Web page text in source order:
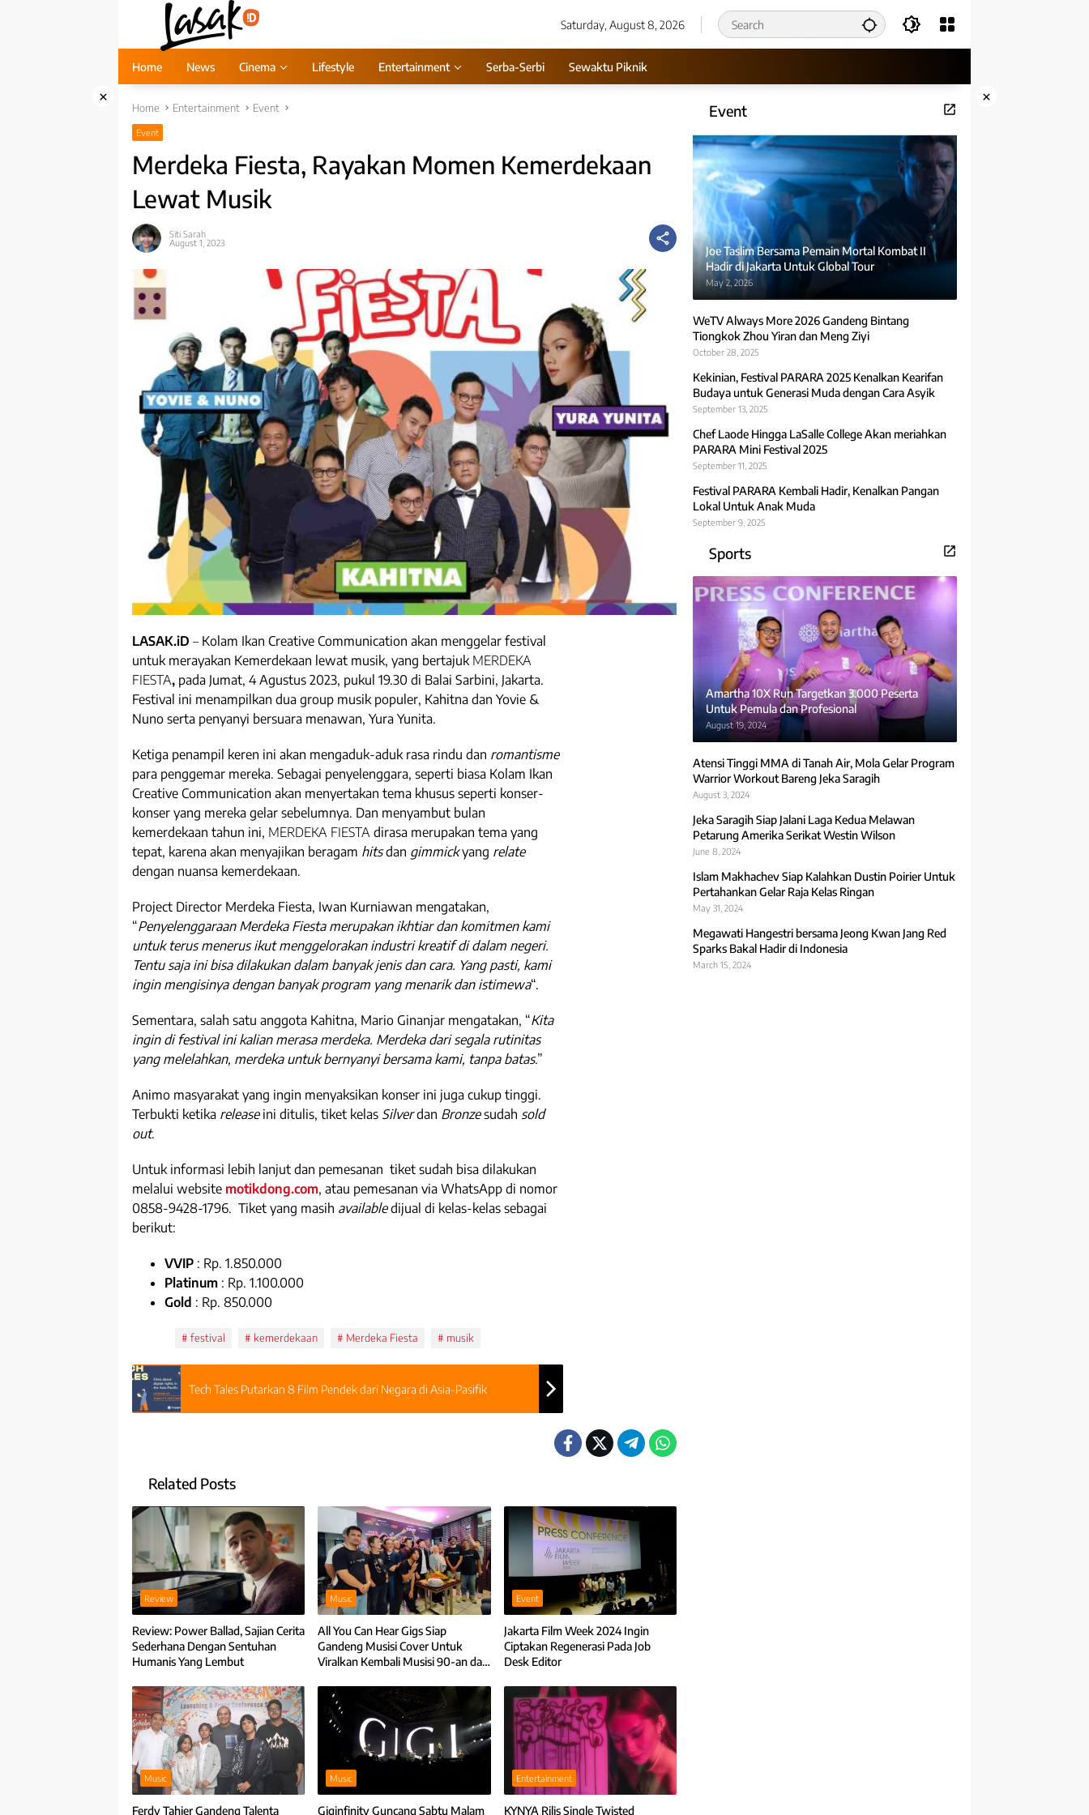
Saturday, August 8, 2026
Home News Cinema Lifestyle Entertainment Serba-Serbi Sewaktu Piknik
× ×
Home Entertainment Event
Event
Merdeka Fiesta, Rayakan Momen Kemerdekaan
Lewat Musik
Siti Sarah
August 1, 2023
LASAK.iD – Kolam Ikan Creative Communication akan menggelar festival
untuk merayakan Kemerdekaan lewat musik, yang bertajuk MERDEKA
FIESTA, pada Jumat, 4 Agustus 2023, pukul 19.30 di Balai Sarbini, Jakarta.
Festival ini menampilkan dua group musik populer, Kahitna dan Yovie &
Nuno serta penyanyi bersuara menawan, Yura Yunita.
Ketiga penampil keren ini akan mengaduk-aduk rasa rindu dan romantisme
para penggemar mereka. Sebagai penyelenggara, seperti biasa Kolam Ikan
Creative Communication akan menyertakan tema khusus seperti konser-
konser yang mereka gelar sebelumnya. Dan menyambut bulan
kemerdekaan tahun ini, MERDEKA FIESTA dirasa merupakan tema yang
tepat, karena akan menyajikan beragam hitsdan gimmickyang relate
dengan nuansa kemerdekaan.
Project Director Merdeka Fiesta, Iwan Kurniawan mengatakan,
“Penyelenggaraan Merdeka Fiesta merupakan ikhtiar dan komitmen kami
untuk terus menerus ikut menggelorakan industri kreatif di dalam negeri.
Tentu saja ini bisa dilakukan dalam banyak jenis dan cara. Yang pasti, kami
ingin mengisinya dengan banyak program yang menarik dan istimewa“.
Sementara, salah satu anggota Kahitna, Mario Ginanjar mengatakan, “Kita
ingin di festival ini kalian merasa merdeka. Merdeka dari segala rutinitas
yang melelahkan, merdeka untuk bernyanyi bersama kami, tanpa batas.”
Animo masyarakat yang ingin menyaksikan konser ini juga cukup tinggi.
Terbukti ketika releaseini ditulis, tiket kelas Silverdan Bronzesudah sold
out.
Untuk informasi lebih lanjut dan pemesanan tiket sudah bisa dilakukan
melalui website motikdong.com, atau pemesanan via WhatsApp di nomor
0858-9428-1796. Tiket yang masih availabledijual di kelas-kelas sebagai
berikut:
VVIP : Rp. 1.850.000
Platinum : Rp. 1.100.000
Gold : Rp. 850.000
festival kemerdekaan Merdeka Fiesta musik
Tech Tales Putarkan 8 Film Pendek dari Negara di Asia-Pasifik
Related Posts
Review
Review: Power Ballad, Sajian Cerita
Sederhana Dengan Sentuhan
Humanis Yang Lembut
Music
All You Can Hear Gigs Siap
Gandeng Musisi Cover Untuk
Viralkan Kembali Musisi 90-an dan
Event
Jakarta Film Week 2024 Ingin
Ciptakan Regenerasi Pada Job
Desk Editor
Music
Ferdy Tahier Gandeng Talenta
Music
Giginfinity Guncang Sabtu Malam
Entertainment
KYNYA Rilis Single Twisted
Event
Joe Taslim Bersama Pemain Mortal Kombat II
Hadir di Jakarta Untuk Global Tour
May 2, 2026
WeTV Always More 2026 Gandeng Bintang
Tiongkok Zhou Yiran dan Meng Ziyi
October 28, 2025
Kekinian, Festival PARARA 2025 Kenalkan Kearifan
Budaya untuk Generasi Muda dengan Cara Asyik
September 13, 2025
Chef Laode Hingga LaSalle College Akan meriahkan
PARARA Mini Festival 2025
September 11, 2025
Festival PARARA Kembali Hadir, Kenalkan Pangan
Lokal Untuk Anak Muda
September 9, 2025
Sports
Amartha 10X Run Targetkan 3.000 Peserta
Untuk Pemula dan Profesional
August 19, 2024
Atensi Tinggi MMA di Tanah Air, Mola Gelar Program
Warrior Workout Bareng Jeka Saragih
August 3, 2024
Jeka Saragih Siap Jalani Laga Kedua Melawan
Petarung Amerika Serikat Westin Wilson
June 8, 2024
Islam Makhachev Siap Kalahkan Dustin Poirier Untuk
Pertahankan Gelar Raja Kelas Ringan
May 31, 2024
Megawati Hangestri bersama Jeong Kwan Jang Red
Sparks Bakal Hadir di Indonesia
March 15, 2024